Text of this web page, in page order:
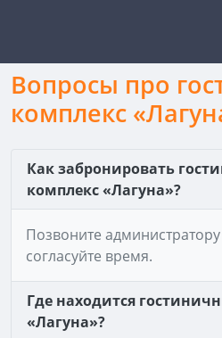
Вопросы про
комплекс
Как забронировать
комплекс «Лагуна»?
Позвоните
согласуйте время.
Где находится
«Лагуна»?